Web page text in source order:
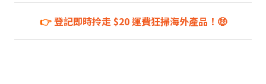
👉登記即時拎走 $20 運費狂掃海外產品！🤑